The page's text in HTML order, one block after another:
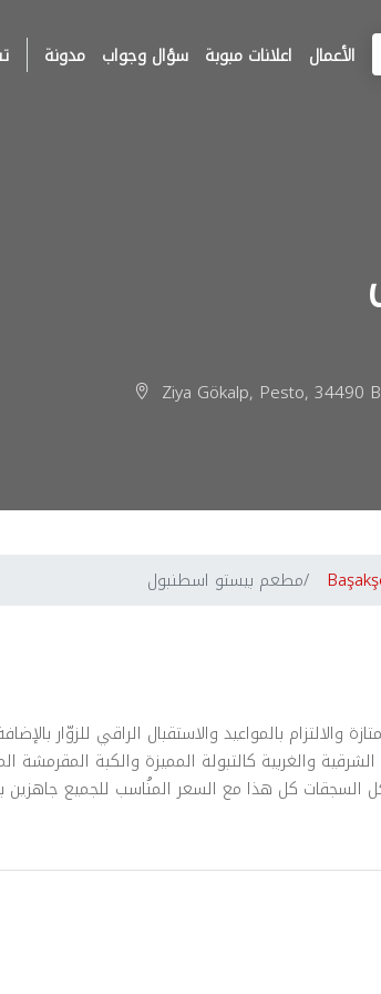
الأعمال اعلانات مبوبة سؤال وجواب مدونة
Ziya Gökalp, Pesto, 34490
مطعم بيستو اسطنبول
بالمواعيد والاستقبال الراقي للزوّار
والغربية كالتبولة المميزة والكبة المقرمشة
كل هذا مع السعر المنُاسب للجميع جاهزين